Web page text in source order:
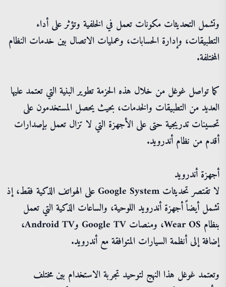
وتشمل التحديثات مكونات تعمل في الخلفية وتؤثر على أداء
التطبيقات، وإدارة الحسابات، وعمليات الاتصال بين خدمات النظام
المختلفة.
كما تواصل غوغل من خلال هذه الحزمة تطوير البنية التي تعتمد عليها
العديد من التطبيقات والخدمات، بحيث يحصل المستخدمون على
تحسينات تدريجية حتى على الأجهزة التي لا تزال تعمل بإصدارات
أقدم من نظام أندرويد.
أجهزة أندرويد
لا تقتصر تحديثات Google System على الهواتف الذكية فقط، إذ
تشمل أيضاً أجهزة أندرويد اللوحية، والساعات الذكية التي تعمل
بنظام Wear OS، ومنصات Google TV وAndroid TV،
إضافة إلى أنظمة السيارات المتوافقة مع أندرويد.
وتعتمد غوغل هذا النهج لتوحيد تجربة الاستخدام بين مختلف